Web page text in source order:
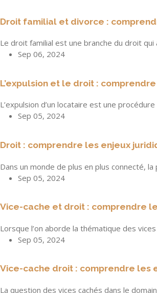
Droit familial et divorce :
Le droit familial est une branche du droit
Sep 06, 2024
L’expulsion et le droit :
L’expulsion d’un locataire est une
Sep 05, 2024
Droit : comprendre les enjeux
Dans un monde de plus en plus connecté,
Sep 05, 2024
Vice-cache et droit : comprendre
Lorsque l’on aborde la thématique des
Sep 05, 2024
Vice-cache droit : comprendre les
La question des vices cachés dans le